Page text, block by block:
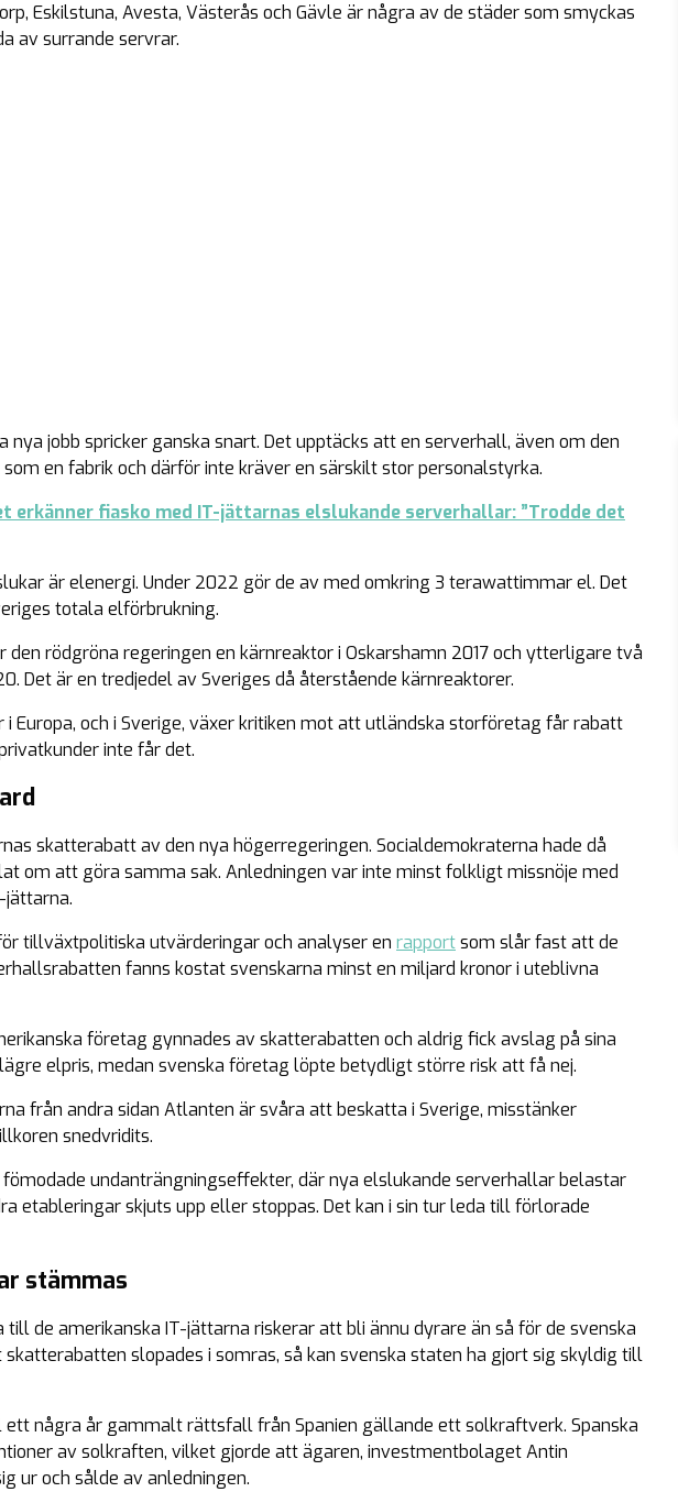
Eskilstuna, Avesta, Västerås och Gävle är några av de städer som smyckas
av surrande servrar.
nya jobb spricker ganska snart. Det upptäcks att en serverhall, även om den
en fabrik och därför inte kräver en särskilt stor personalstyrka.
erkänner fiasko med IT-jättarnas elslukande serverhallar: ”Trodde det
är elenergi. Under 2022 gör de av med omkring 3 terawattimmar el. Det
totala elförbrukning.
den rödgröna regeringen en kärnreaktor i Oskarshamn 2017 och ytterligare två
Det är en tredjedel av Sveriges då återstående kärnreaktorer.
Europa, och i Sverige, växer kritiken mot att utländska storföretag får rabatt
inte får det.
skatterabatt av den nya högerregeringen. Socialdemokraterna hade då
om att göra samma sak. Anledningen var inte minst folkligt missnöje med
jättarna.
tillväxtpolitiska utvärderingar och analyser en rapportsom slår fast att de
fanns kostat svenskarna minst en miljard kronor i uteblivna
företag gynnades av skatterabatten och aldrig fick avslag på sina
elpris, medan svenska företag löpte betydligt större risk att få nej.
från andra sidan Atlanten är svåra att beskatta i Sverige, misstänker
snedvridits.
undanträngningseffekter, där nya elslukande serverhallar belastar
etableringar skjuts upp eller stoppas. Det kan i sin tur leda till förlorade
stämmas
de amerikanska IT-jättarna riskerar att bli ännu dyrare än så för de svenska
slopades i somras, så kan svenska staten ha gjort sig skyldig till
några år gammalt rättsfall från Spanien gällande ett solkraftverk. Spanska
av solkraften, vilket gjorde att ägaren, investmentbolaget Antin
ur och sålde av anledningen.